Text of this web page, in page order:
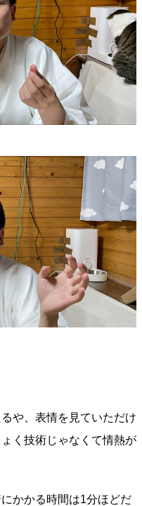
や、表情を見ていただけ
く技術じゃなくて情熱が
かかる時間は1分ほどだ